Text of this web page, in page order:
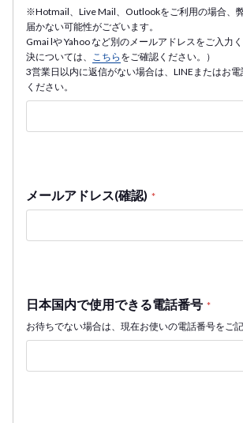
※Hotmail、Live Mail、Outlookをご利用の場合、
届かない可能性がございます。
Gmai lや Yahoo など別のメールアドレスをご入力
決については、
こちら をご確認ください。）
3営業日以内に返信がない場合は、LINEまたはお
ください。
メールアドレス(確認) *
日本国内で使用できる電話番号 *
お待ちでない場合は、現在お使いの電話番号をご記